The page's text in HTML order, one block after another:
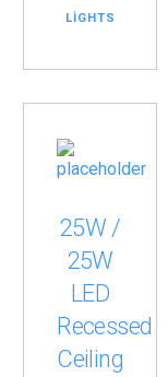
LIGHTS
25W /
25W
LED
Recessed
Ceiling